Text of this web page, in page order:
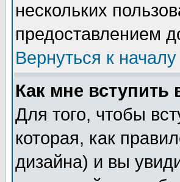
нескольких
предоставлением
Вернуться к началу
Как мне вступить
Для того, чтобы
которая, как
дизайна) и вы